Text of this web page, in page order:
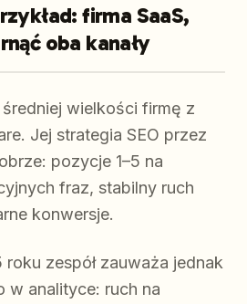
firma SaaS,
oba kanały
wielkości firmę z
Jej strategia SEO przez
pozycje 1–5 na
fraz, stabilny ruch
konwersje.
zespół zauważa jednak
w analityce: ruch na